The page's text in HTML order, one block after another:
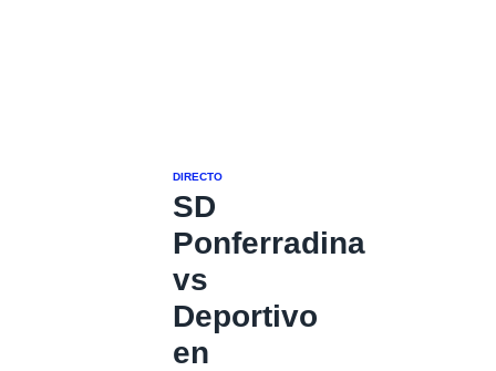
DIRECTO
SD
Ponferradina
vs
Deportivo
en